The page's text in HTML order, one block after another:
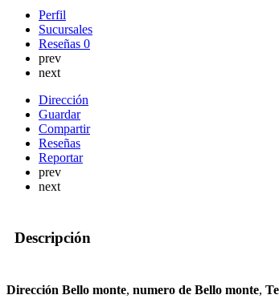
Perfil
Sucursales
Reseñas 0
prev
next
Dirección
Guardar
Compartir
Reseñas
Reportar
prev
next
Descripción
Dirección Bello monte, numero de Bello monte,